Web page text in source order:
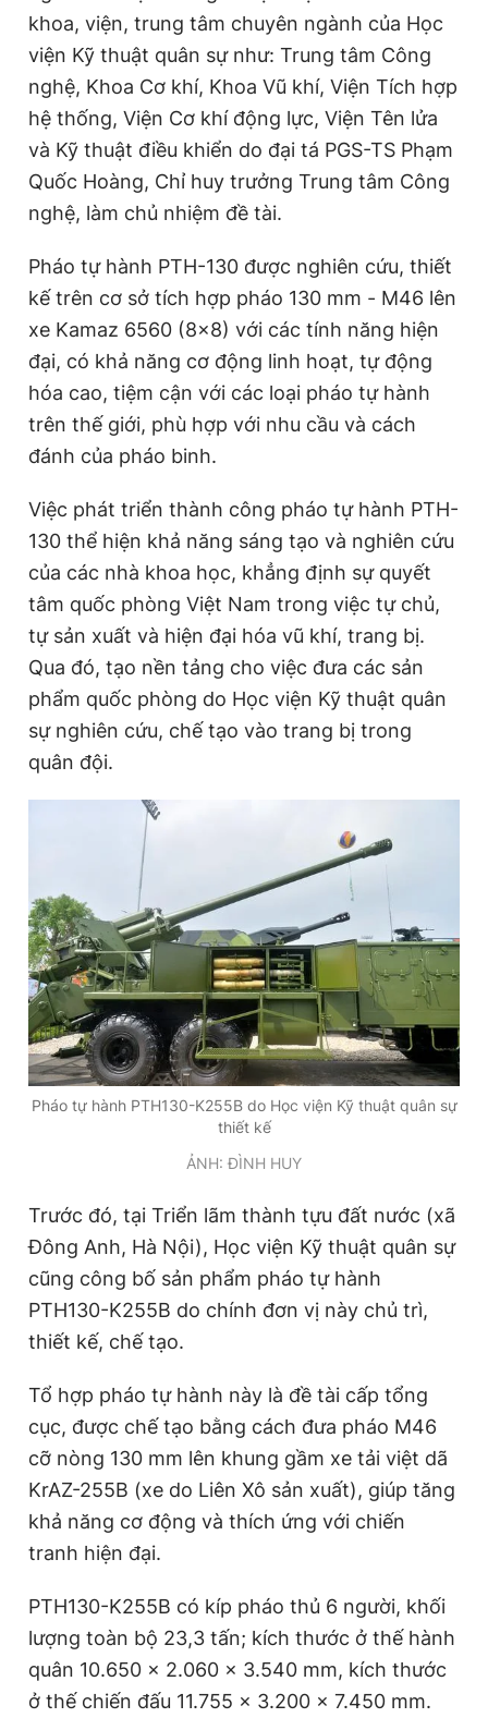
khoa, viện, trung tâm chuyên ngành của Học
viện Kỹ thuật quân sự như: Trung tâm Công
nghệ, Khoa Cơ khí, Khoa Vũ khí, Viện Tích hợp
hệ thống, Viện Cơ khí động lực, Viện Tên lửa
và Kỹ thuật điều khiển do đại tá PGS-TS Phạm
Quốc Hoàng, Chỉ huy trưởng Trung tâm Công
nghệ, làm chủ nhiệm đề tài.
Pháo tự hành PTH-130 được nghiên cứu, thiết
kế trên cơ sở tích hợp pháo 130 mm - M46 lên
xe Kamaz 6560 (8x8) với các tính năng hiện
đại, có khả năng cơ động linh hoạt, tự động
hóa cao, tiệm cận với các loại pháo tự hành
trên thế giới, phù hợp với nhu cầu và cách
đánh của pháo binh.
Việc phát triển thành công pháo tự hành PTH-
130 thể hiện khả năng sáng tạo và nghiên cứu
của các nhà khoa học, khẳng định sự quyết
tâm quốc phòng Việt Nam trong việc tự chủ,
tự sản xuất và hiện đại hóa vũ khí, trang bị.
Qua đó, tạo nền tảng cho việc đưa các sản
phẩm quốc phòng do Học viện Kỹ thuật quân
sự nghiên cứu, chế tạo vào trang bị trong
quân đội.
Pháo tự hành PTH130-K255B do Học viện Kỹ thuật quân sự
thiết kế
ẢNH: ĐÌNH HUY
Trước đó, tại Triển lãm thành tựu đất nước (xã
Đông Anh, Hà Nội), Học viện Kỹ thuật quân sự
cũng công bố sản phẩm pháo tự hành
PTH130-K255B do chính đơn vị này chủ trì,
thiết kế, chế tạo.
Tổ hợp pháo tự hành này là đề tài cấp tổng
cục, được chế tạo bằng cách đưa pháo M46
cỡ nòng 130 mm lên khung gầm xe tải việt dã
KrAZ-255B (xe do Liên Xô sản xuất), giúp tăng
khả năng cơ động và thích ứng với chiến
tranh hiện đại.
PTH130-K255B có kíp pháo thủ 6 người, khối
lượng toàn bộ 23,3 tấn; kích thước ở thế hành
quân 10.650 x 2.060 x 3.540 mm, kích thước
ở thế chiến đấu 11.755 x 3.200 x 7.450 mm.